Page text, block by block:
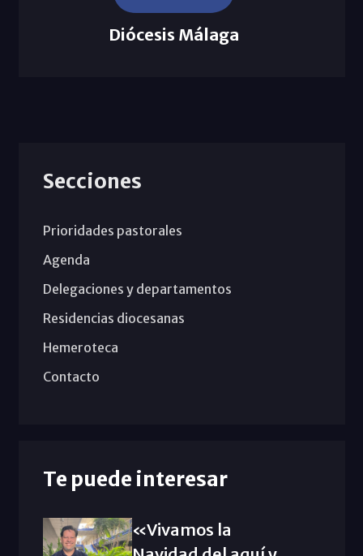
Diócesis Málaga
Secciones
Prioridades pastorales
Agenda
Delegaciones y departamentos
Residencias diocesanas
Hemeroteca
Contacto
Te puede interesar
«Vivamos la